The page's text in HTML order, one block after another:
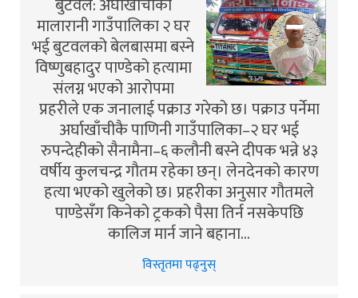
बुटवल: अर्घाखाँचीको
मालारानी गाउँपालिका २ घर
भई बुटवलको बेलबासमा बस्ने
विष्णुबहादुर पाण्डेको हत्यामा
संलग्न भएको आरोपमा
प्रहरीले एक जनालाई पक्राउ गरेको छ। पक्राउ पर्नेमा
अर्घाखाँचीकै पाणिनी गाउँपालिका–२ घर भई
रुपन्देहीको सैनामैना–६ कलौनी बस्ने दीपक भन्ने ४३
वर्षीय कुलचन्द्र गौतम रहेका छन्। लेनदेनको कारण
हत्या भएको खुलेको छ। प्रहरीका अनुसार गौतमले
पाण्डेसँग किनेको ट्रकको पैसा तिर्न नसकेपछि
कालिज मार्न जाने बहाना…
विस्तृतमा पढ्नुस्